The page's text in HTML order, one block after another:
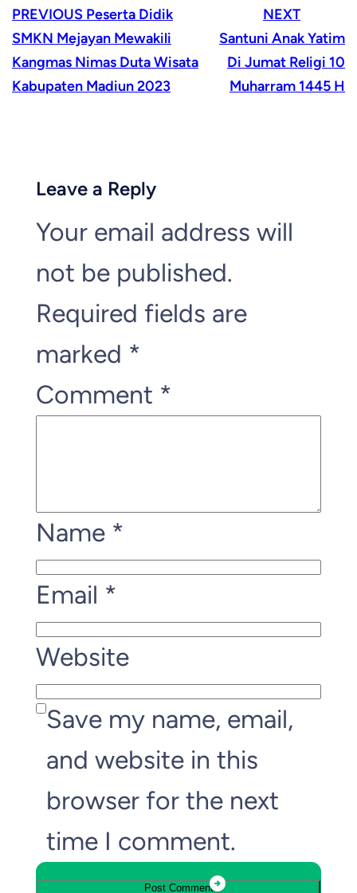
PREVIOUS Peserta Didik
SMKN Mejayan Mewakili
Kangmas Nimas Duta Wisata
Kabupaten Madiun 2023
NEXT
Santuni Anak Yatim
Di Jumat Religi 10
Muharram 1445 H
Leave a Reply
Your email address will
not be published.
Required fields are
marked *
Comment *
Name *
Email *
Website
Save my name, email,
and website in this
browser for the next
time I comment.